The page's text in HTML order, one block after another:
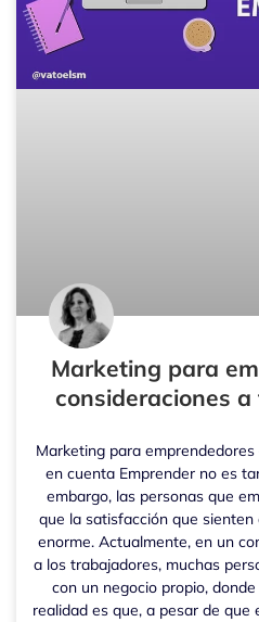
Marketing para
consideraciones
Marketing para
en cuenta Emprender no es
embargo, las personas que
que la satisfacción que
enorme. Actualmente, en un
a los trabajadores, muchas
con un negocio propio,
realidad es que, a pesar de